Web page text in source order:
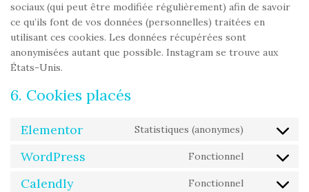
sociaux (qui peut être modifiée régulièrement) afin de savoir
ce qu’ils font de vos données (personnelles) traitées en
utilisant ces cookies. Les données récupérées sont
anonymisées autant que possible. Instagram se trouve aux
États-Unis.
6. Cookies placés
Elementor Statistiques (anonymes)
WordPress Fonctionnel
Calendly Fonctionnel